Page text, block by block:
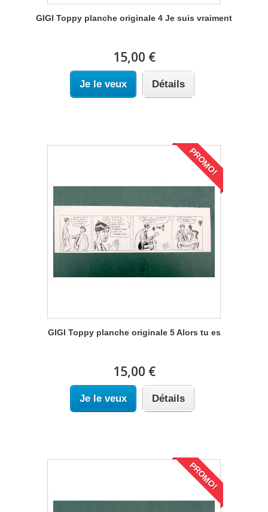
GIGI Toppy planche originale 4 Je suis vraiment
15,00 €
Je le veux Détails
PROMO!
GIGI Toppy planche originale 5 Alors tu es
15,00 €
Je le veux Détails
PROMO!